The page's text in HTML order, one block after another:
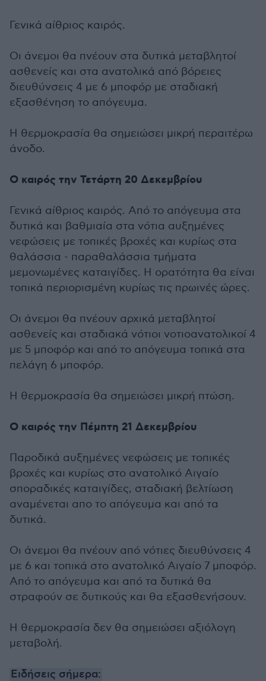
Γενικά αίθριος καιρός.
Οι άνεμοι θα πνέουν στα δυτικά μεταβλητοί
ασθενείς και στα ανατολικά από βόρειες
διευθύνσεις 4 με 6 μποφόρ με σταδιακή
εξασθένηση το απόγευμα.
Η θερμοκρασία θα σημειώσει μικρή περαιτέρω
άνοδο.
Ο καιρός την Τετάρτη 20 Δεκεμβρίου
Γενικά αίθριος καιρός. Από το απόγευμα στα
δυτικά και βαθμιαία στα νότια αυξημένες
νεφώσεις με τοπικές βροχές και κυρίως στα
θαλάσσια - παραθαλάσσια τμήματα
μεμονωμένες καταιγίδες. Η ορατότητα θα είναι
τοπικά περιορισμένη κυρίως τις πρωινές ώρες.
Οι άνεμοι θα πνέουν αρχικά μεταβλητοί
ασθενείς και σταδιακά νότιοι νοτιοανατολικοί 4
με 5 μποφόρ και από το απόγευμα τοπικά στα
πελάγη 6 μποφόρ.
Η θερμοκρασία θα σημειώσει μικρή πτώση.
Ο καιρός την Πέμπτη 21 Δεκεμβρίου
Παροδικά αυξημένες νεφώσεις με τοπικές
βροχές και κυρίως στo ανατολικό Αιγαίο
σποραδικές καταιγίδες, σταδιακή βελτίωση
αναμένεται απο το απόγευμα και από τα
δυτικά.
Οι άνεμοι θα πνέουν από νότιες διευθύνσεις 4
με 6 και τοπικά στο ανατολικό Αιγαίο 7 μποφόρ.
Από το απόγευμα και από τα δυτικά θα
στραφούν σε δυτικούς και θα εξασθενήσουν.
Η θερμοκρασία δεν θα σημειώσει αξιόλογη
μεταβολή.
Ειδήσεις σήμερα: